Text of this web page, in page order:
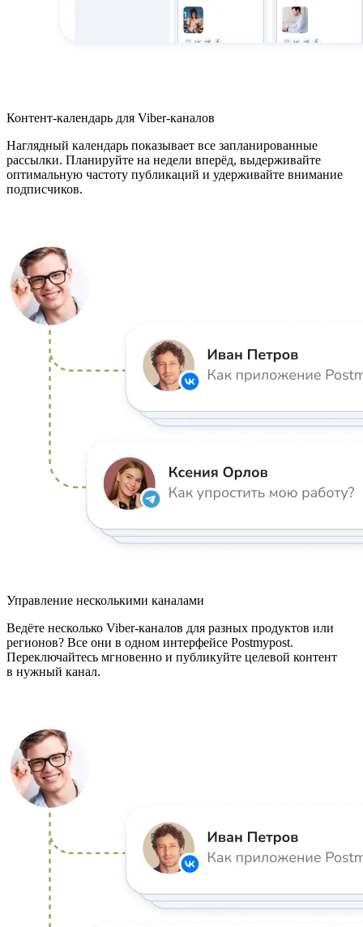
Контент-календарь для Viber-каналов
Наглядный календарь показывает все запланированные
рассылки. Планируйте на недели вперёд, выдерживайте
оптимальную частоту публикаций и удерживайте внимание
подписчиков.
Управление несколькими каналами
Ведёте несколько Viber-каналов для разных продуктов или
регионов? Все они в одном интерфейсе Postmypost.
Переключайтесь мгновенно и публикуйте целевой контент
в нужный канал.